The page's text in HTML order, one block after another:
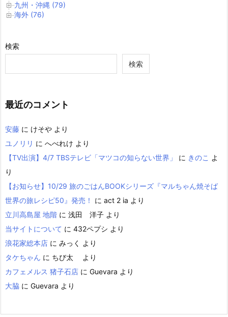
九州・沖縄 (79)
海外 (76)
検索
検索
最近のコメント
安藤 に けそや より
ユノリリ に へべれけ より
【TV出演】4/7 TBSテレビ「マツコの知らない世界」
に きのこ よ
り
【お知らせ】10/29 旅のごはんBOOKシリーズ『マルちゃん焼そば
世界の旅レシピ50』発売！
に act 2 ia より
立川高島屋 地階 に 浅田 洋子 より
当サイトについて に 432ペプシ より
浪花家総本店 に みっく
より
タケちゃん に ちび太
より
カフェメルス 猪子石店 に Guevara より
大脇 に Guevara より